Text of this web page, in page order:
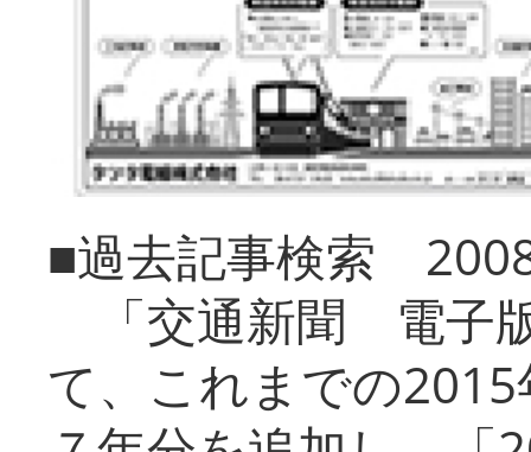
■過去記事検索
「交通新聞 電子
て、これまでの